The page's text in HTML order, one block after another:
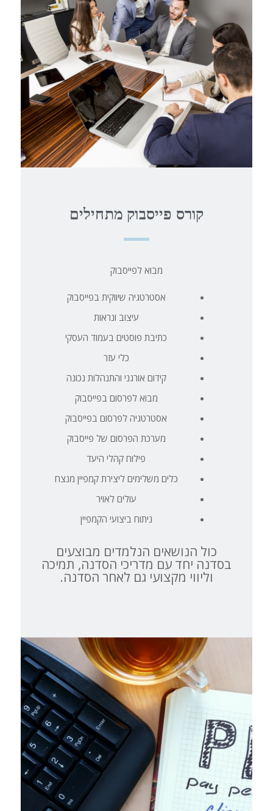
קורס פייסבוק מתחילים
מבוא לפייסבוק
אסטרטגיה שיווקית בפייסבוק
עיצוב ונראות
כתיבת פוסטים בעמוד העסקי
כלי עזר
קידום אורגני והתנהלות נכונה
מבוא לפרסום בפייסבוק
אסטרטגיה לפרסום בפייסבוק
מערכת הפרסום של פייסבוק
פילוח קהלי היעד
כלים משלימים ליצירת קמפיין מנצח
עולים לאויר
ניתוח ביצועי הקמפיין
כול הנושאים הנלמדים מבוצעים
בסדנה יחד עם מדריכי הסדנה, תמיכה
וליווי מקצועי גם לאחר הסדנה.